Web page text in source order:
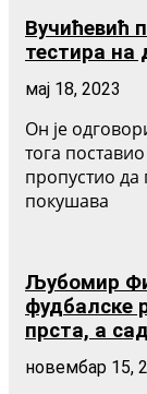
Вучићевић
тестира на
мај 18, 2023
Он је
тога
пропустио да
покушава
Љубомир
фудбалске
прста, а
новембар 15,